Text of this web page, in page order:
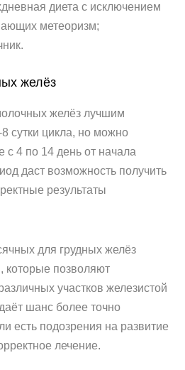
диета с исключением
метеоризм;
желёз
желёз лучшим
сутки цикла, но можно
с 4 по 14 день от начала
даст возможность получить
результаты
для грудных желёз
которые позволяют
участков железистой
шанс более точно
есть подозрения на развитие
лечение.